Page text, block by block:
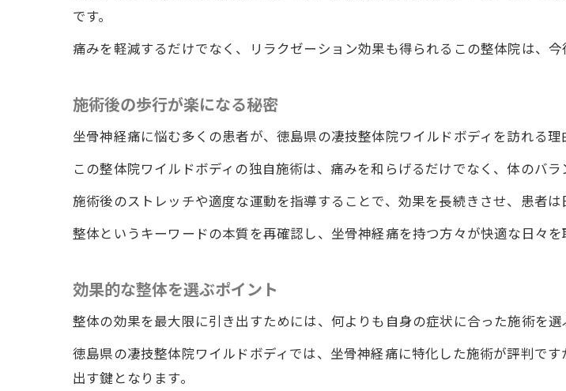
整体院ワイルドボディが提供す
徳島県で選ばれる整体院ワイル
整体が導く新たな希望ワイルドボディ
患者の未来を変える整体法
整体院ワイルドボディの施術で始
です。
痛みを軽減するだけでなく、リラクゼーション効果も得られるこの整体院は、今
施術後の歩行が楽になる秘密
坐骨神経痛に悩む多くの患者が、徳島県の凄技整体院ワイルドボディを訪れる
この整体院ワイルドボディの独自施術は、痛みを和らげるだけでなく、体のバ
施術後のストレッチや適度な運動を指導することで、効果を長続きさせ、患者は
整体というキーワードの本質を再確認し、坐骨神経痛を持つ方々が快適な日々を
効果的な整体を選ぶポイント
整体の効果を最大限に引き出すためには、何よりも自身の症状に合った施術を選
徳島県の凄技整体院ワイルドボディでは、坐骨神経痛に特化した施術が評判で
出す鍵となります。